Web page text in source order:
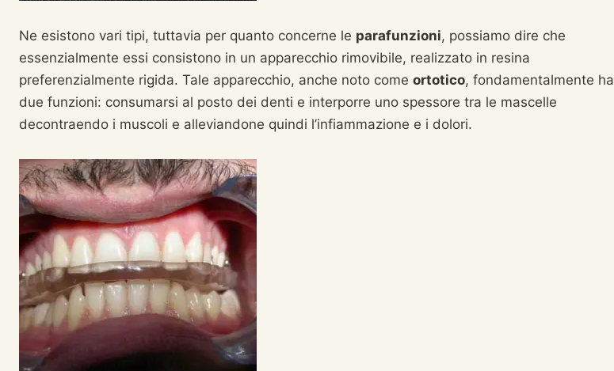
Ne esistono vari tipi, tuttavia per quanto concerne le parafunzioni, possiamo dire che
essenzialmente essi consistono in un apparecchio rimovibile, realizzato in resina
preferenzialmente rigida. Tale apparecchio, anche noto come ortotico, fondamentalmente ha
due funzioni: consumarsi al posto dei denti e interporre uno spessore tra le mascelle
decontraendo i muscoli e alleviandone quindi l’infiammazione e i dolori.